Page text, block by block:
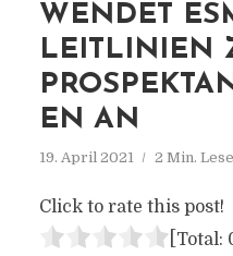
WENDET
LEITLINIEN
EN AN
19. April 2021 2 Min.
Click to rate this post!
[Total: